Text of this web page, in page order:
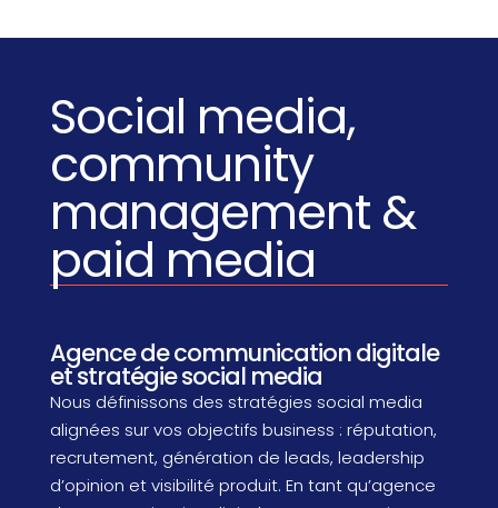
Social media,
community
management &
paid media
Agence de communication digitale
et stratégie social media
Nous définissons des stratégies social media
alignées sur vos objectifs business : réputation,
recrutement, génération de leads, leadership
d’opinion et visibilité produit. En tant qu’agence